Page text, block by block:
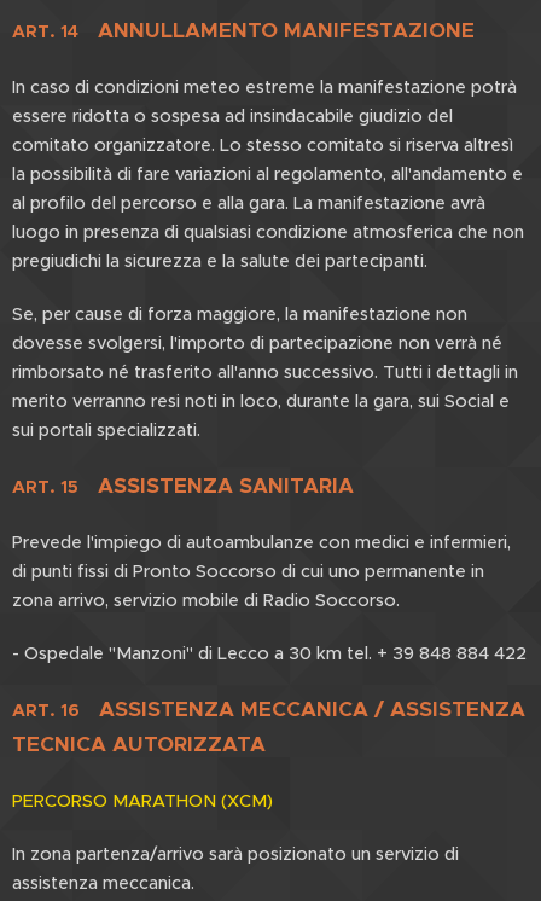
ART. 14 ANNULLAMENTO MANIFESTAZIONE
In caso di condizioni meteo estreme la manifestazione potrà
essere ridotta o sospesa ad insindacabile giudizio del
comitato organizzatore. Lo stesso comitato si riserva altresì
la possibilità di fare variazioni al regolamento, all'andamento e
al profilo del percorso e alla gara. La manifestazione avrà
luogo in presenza di qualsiasi condizione atmosferica che non
pregiudichi la sicurezza e la salute dei partecipanti.
Se, per cause di forza maggiore, la manifestazione non
dovesse svolgersi, l'importo di partecipazione non verrà né
rimborsato né trasferito all'anno successivo. Tutti i dettagli in
merito verranno resi noti in loco, durante la gara, sui Social e
sui portali specializzati.
ART. 15 ASSISTENZA SANITARIA
Prevede l'impiego di autoambulanze con medici e infermieri,
di punti fissi di Pronto Soccorso di cui uno permanente in
zona arrivo, servizio mobile di Radio Soccorso.
- Ospedale "Manzoni" di Lecco a 30 km tel. + 39 848 884 422
ART. 16 ASSISTENZA MECCANICA / ASSISTENZA
TECNICA AUTORIZZATA
PERCORSO MARATHON (XCM)
In zona partenza/arrivo sarà posizionato un servizio di
assistenza meccanica.